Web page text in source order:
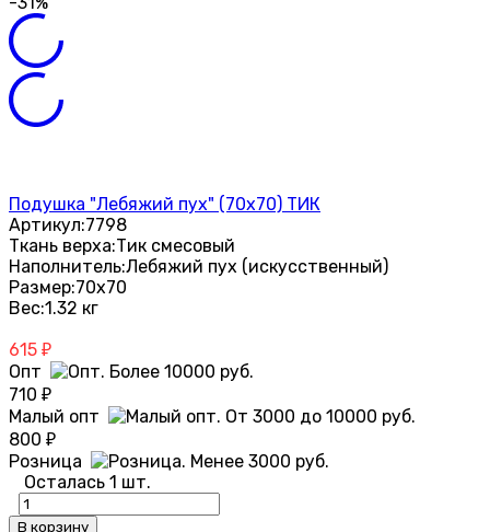
Подушка "Лебяжий пух" (70х70) ТИК
Артикул:7798
Ткань верха:Тик смесовый
Наполнитель:Лебяжий пух (искусственный)
Размер:70х70
Вес:1.32 кг
615 ₽
Опт
710 ₽
Малый опт
800 ₽
Розница
Осталась 1 шт.
В корзину